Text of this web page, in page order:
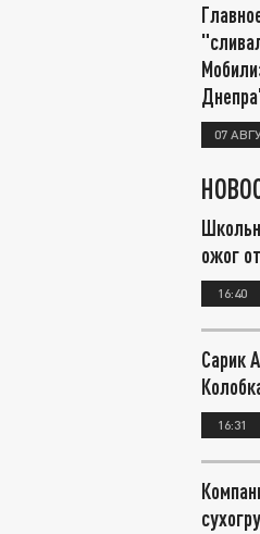
07
ожог
16:40
Сарик
16:31